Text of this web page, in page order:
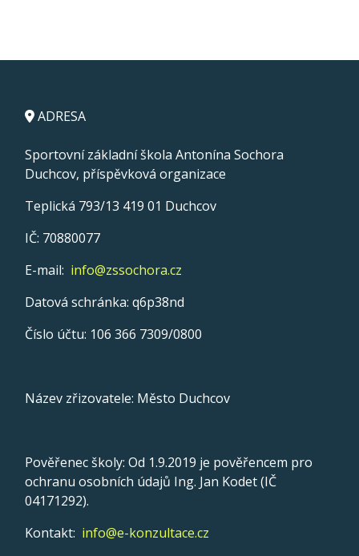
ADRESA
Sportovní základní škola Antonína Sochora
Duchcov, příspěvková organizace
Teplická 793/13 419 01 Duchcov
IČ: 70880077
E-mail: info@zssochora.cz
Datová schránka: q6p38nd
Číslo účtu: 106 366 7309/0800
Název zřizovatele: Město Duchcov
Pověřenec školy: Od 1.9.2019 je pověřencem pro
ochranu osobních údajů Ing. Jan Kodet (IČ
04171292).
Kontakt: info@e-konzultace.cz